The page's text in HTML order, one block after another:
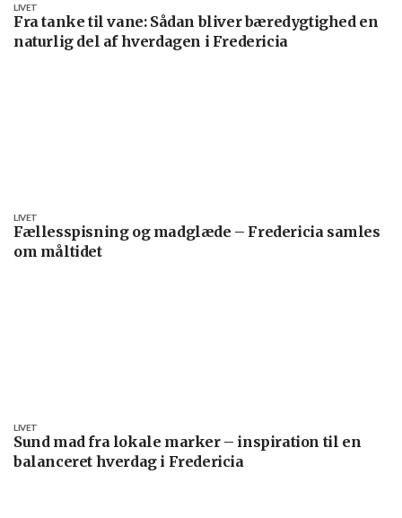
Fra tanke til vane: Sådan bliver bæredygtighed en
naturlig del af hverdagen i Fredericia
LIVET
Fællesspisning og madglæde – Fredericia samles
om måltidet
LIVET
Sund mad fra lokale marker – inspiration til en
balanceret hverdag i Fredericia
LIVET